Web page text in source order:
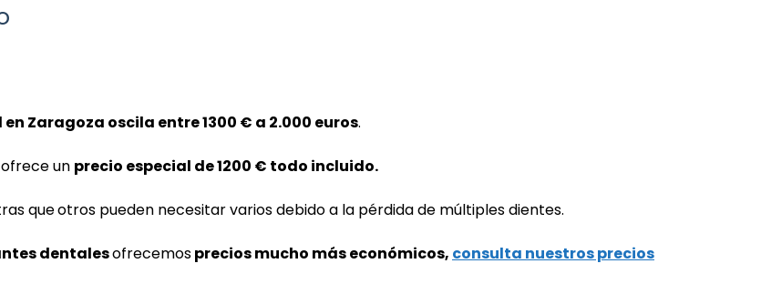
Zaragoza oscila entre 1300 € a 2.000 euros.
un precio especial de 1200 € todo incluido.
queotros pueden necesitar variosdebido a la pérdida de múltiples dientes.
dentalesofrecemosprecios mucho más económicos, consulta nuestros precios